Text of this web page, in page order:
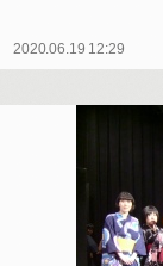
2020.06.19 12:29